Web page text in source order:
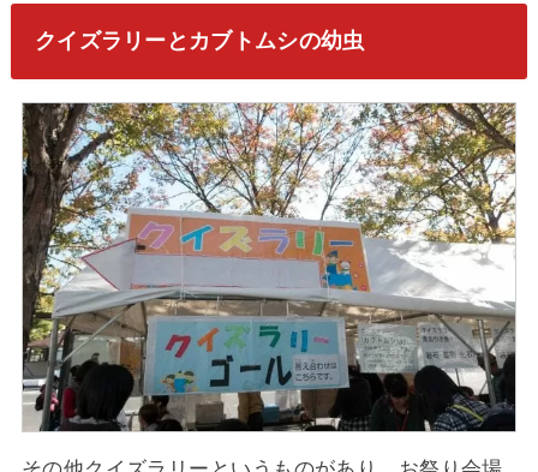
クイズラリーとカブトムシの幼虫